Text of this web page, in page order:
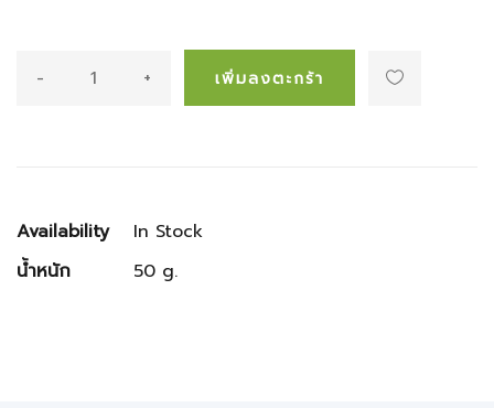
- + เพิ่มลงตะกร้า
Availability
In Stock
น้ำหนัก
50 g.